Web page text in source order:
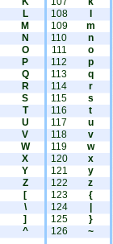
L
M
N
O
P
Q
R
S
T
U
V
W
X
Y
Z
[
\
]
^
108
109
m
110
n
111
o
112
p
113
q
114
r
115
s
116
t
117
u
118
v
119
w
120
x
121
y
122
z
123
{
124
125
}
126
~